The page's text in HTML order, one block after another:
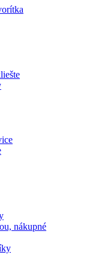
nákupné